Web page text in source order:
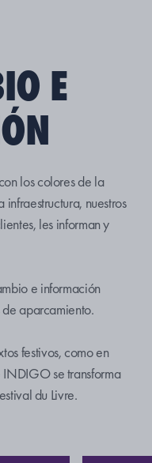
E
los colores de la
nuestros
les informan y
e información
aparcamiento.
festivos, como en
se transforma
du Livre.